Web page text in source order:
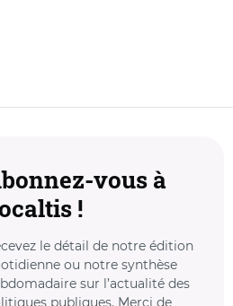
vous à
!
le détail de notre édition
ou notre synthèse
sur l’actualité des
publiques. Merci de